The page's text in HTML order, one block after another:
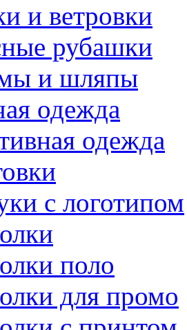
и ветровки
рубашки
и шляпы
одежда
одежда
с логотипом
поло
для промо